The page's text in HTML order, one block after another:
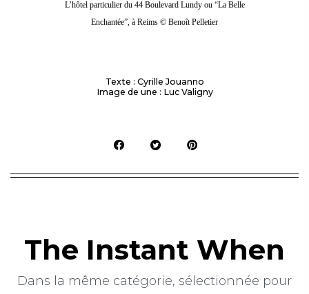
L’hôtel particulier du 44 Boulevard Lundy ou “La Belle
Enchantée”, à Reims © Benoît Pelletier
Texte : Cyrille Jouanno
Image de une : Luc Valigny
The Instant When
Dans la même catégorie, sélectionnée pour